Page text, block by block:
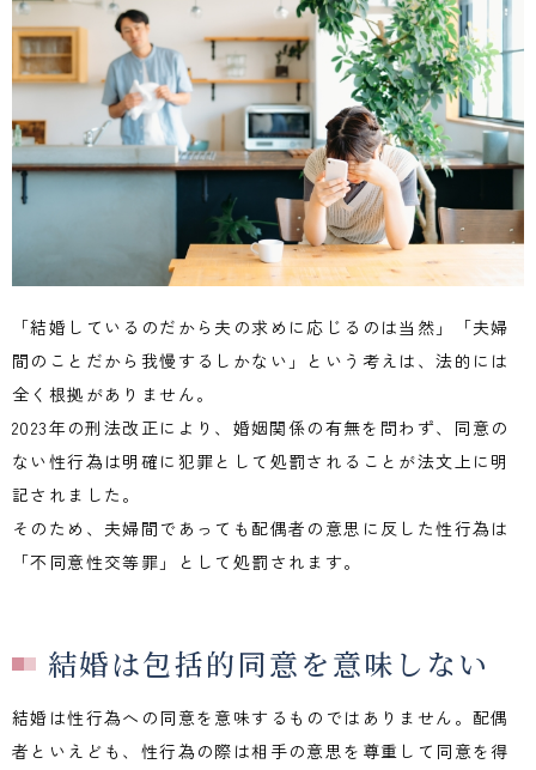
「結婚しているのだから夫の求めに応じるのは当然」「夫婦
間のことだから我慢するしかない」という考えは、法的には
全く根拠がありません。
2023年の刑法改正により、婚姻関係の有無を問わず、同意の
ない性行為は明確に犯罪として処罰されることが法文上に明
記されました。
そのため、夫婦間であっても配偶者の意思に反した性行為は
「不同意性交等罪」として処罰されます。
結婚は包括的同意を意味しない
結婚は性行為への同意を意味するものではありません。配偶
者といえども、性行為の際は相手の意思を尊重して同意を得